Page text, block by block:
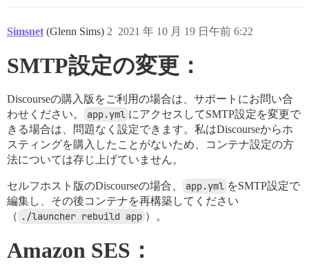
Simsnet (Glenn Sims) 2021 年 10 月 19 日午前 6:22
2
SMTP設定の変更：
Discourseの購入版をご利用の場合は、サポートにお問い合
わせください。
app.yml にアクセスしてSMTP設定を変更で
きる場合は、問題なく設定できます。私はDiscourseからホ
スティングを購入したことがないため、コンテナ設定の方
法については存じ上げていません。
セルフホスト版のDiscourseの場合、 app.yml をSMTP設定で
編集し、その後コンテナを再構築してください
（ ./launcher rebuild app ）。
Amazon SES：